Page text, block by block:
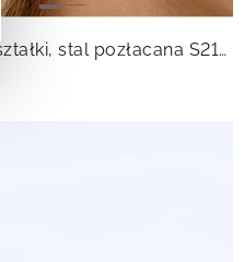
Kolczyki kryształki, stal pozłacana S215619Z00